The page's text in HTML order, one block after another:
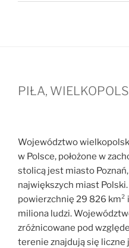
PIŁA,
Województwo
w Polsce, położone w
stolicą jest miasto
największych miast
powierzchnię 29 826 km²
miliona ludzi.
zróżnicowane pod
terenie znajdują się liczne